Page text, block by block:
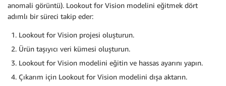
anomali görüntü). Lookout for Vision modelini eğitmek dört
adımlı bir süreci takip eder:
Lookout for Vision projesi oluşturun.
Ürün taşıyıcı veri kümesi oluşturun.
Lookout for Vision modelini eğitin ve hassas ayarını yapın.
Çıkarım için Lookout for Vision modelini dışa aktarın.